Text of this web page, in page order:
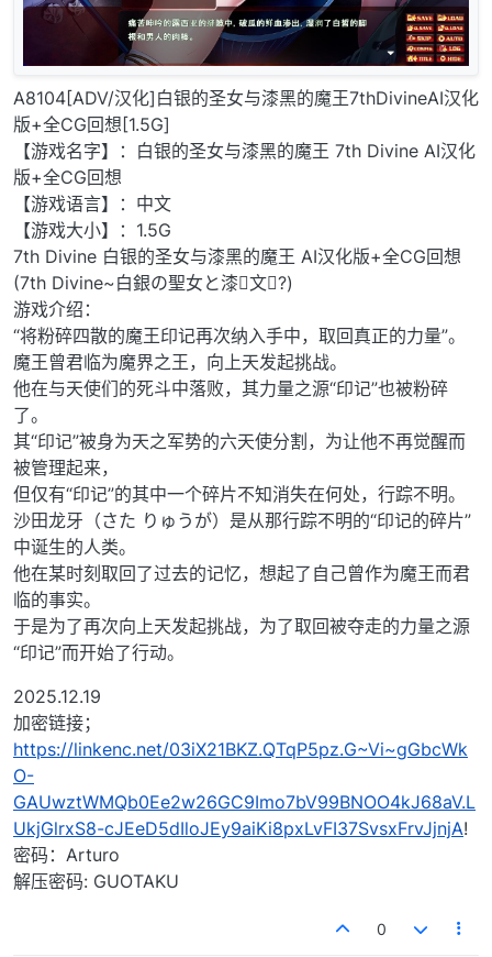
A8104[ADV/汉化]白银的圣女与漆黑的魔王7thDivineAI汉化
版+全CG回想[1.5G]
【游戏名字】：白银的圣女与漆黑的魔王 7th Divine AI汉化
版+全CG回想
【游戏语言】：中文
【游戏大小】：1.5G
7th Divine 白银的圣女与漆黑的魔王 AI汉化版+全CG回想
(7th Divine~白銀の聖女と漆文?)
游戏介绍：
“将粉碎四散的魔王印记再次纳入手中，取回真正的力量”。
魔王曾君临为魔界之王，向上天发起挑战。
他在与天使们的死斗中落败，其力量之源“印记”也被粉碎
了。
其“印记”被身为天之军势的六天使分割，为让他不再觉醒而
被管理起来，
但仅有“印记”的其中一个碎片不知消失在何处，行踪不明。
沙田龙牙（さた りゅうが）是从那行踪不明的“印记的碎片”
中诞生的人类。
他在某时刻取回了过去的记忆，想起了自己曾作为魔王而君
临的事实。
于是为了再次向上天发起挑战，为了取回被夺走的力量之源
“印记”而开始了行动。
2025.12.19
加密链接；
https://linkenc.net/03iX21BKZ.QTqP5pz.G~Vi~gGbcWk
O-
GAUwztWMQb0Ee2w26GC9Imo7bV99BNOO4kJ68aV.L
UkjGlrxS8-cJEeD5dIloJEy9aiKi8pxLvFI37SvsxFrvJjnjA!
密码：Arturo
解压密码: GUOTAKU
0